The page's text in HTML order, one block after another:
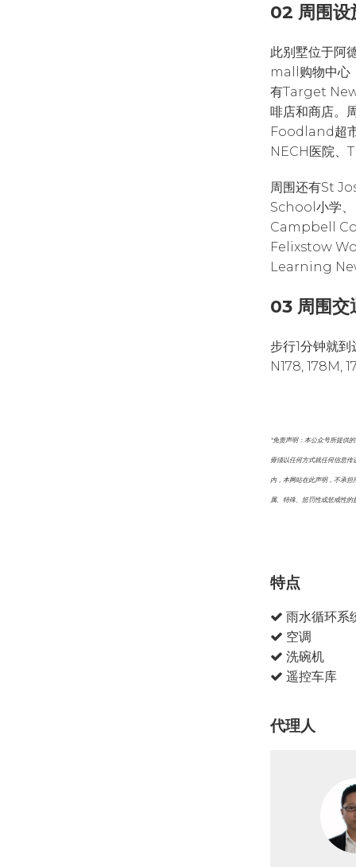
02 周围设
此别墅位于
mall购物中
有Target
啡店和商店。
Foodland超
NECH医院
周围还有St
School小学
Campbell
Felixstow
Learning
03 周围交
步行1分钟就
N178, 178M,
*免责声明：本公众号所提供
毋须以任何方式就任何信息
内，本网站在此声明，不承担
属、特殊、惩罚性或惩戒性的
特点
雨水循环系
空调
洗碗机
遥控车库
代理人